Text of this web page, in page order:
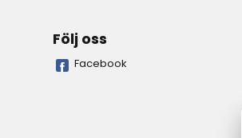
Följ oss
Facebook